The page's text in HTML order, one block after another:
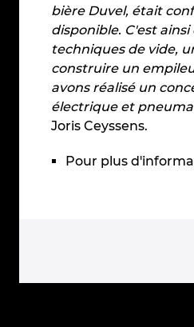
bière Duvel, était
disponible. C'est
techniques de vide,
construire un
avons réalisé un
électrique et
Joris Ceyssens.
Pour plus